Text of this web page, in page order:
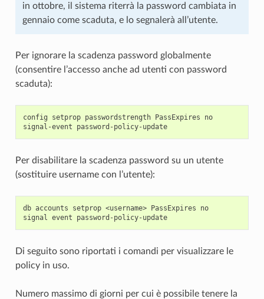
in ottobre, il sistema riterrà la password cambiata in
gennaio come scaduta, e lo segnalerà all’utente.
Per ignorare la scadenza password globalmente
(consentire l’accesso anche ad utenti con password
scaduta):
config setprop passwordstrength PassExpires no
signal-event password-policy-update
Per disabilitare la scadenza password su un utente
(sostituire username con l’utente):
db accounts setprop <username> PassExpires no
signal event password-policy-update
Di seguito sono riportati i comandi per visualizzare le
policy in uso.
Numero massimo di giorni per cui è possibile tenere la